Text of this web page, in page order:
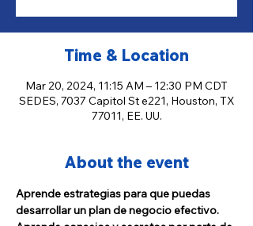
Time & Location
Mar 20, 2024, 11:15 AM – 12:30 PM CDT
SEDES, 7037 Capitol St e221, Houston, TX
77011, EE. UU.
About the event
Aprende estrategias para que puedas
desarrollar un plan de negocio efectivo.